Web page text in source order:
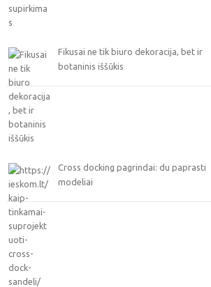
Fikusai ne tik biuro dekoracija, bet ir
botaninis iššūkis
Cross docking pagrindai: du paprasti
modeliai